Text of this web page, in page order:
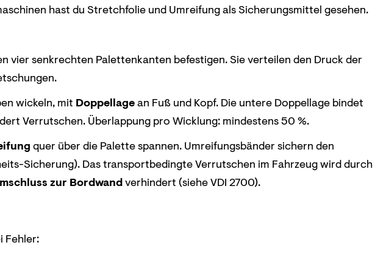
hast du Stretchfolie und Umreifung als Sicherungsmittel gesehen.
vier senkrechten Palettenkanten befestigen. Sie verteilen den Druck der
wickeln, mit Doppellagean Fuß und Kopf. Die untere Doppellage bindet
Verrutschen. Überlappung pro Wicklung: mindestens 50 %.
quer über die Palette spannen. Umreifungsbänder sichern den
Sicherung). Das transportbedingte Verrutschen im Fahrzeug wird durch
zur Bordwandverhindert (siehe VDI 2700).
Fehler: